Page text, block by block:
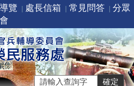
覽 處長信箱 常見問答
分眾